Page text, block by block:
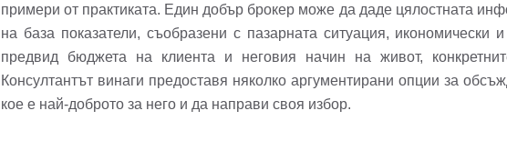
примери от практиката. Един добър брокер може да даде цялостната
на база показатели, съобразени с пазарната ситуация, икономически
предвид бюджета на клиента и неговия начин на живот,
Консултантът винаги предоставя няколко аргументирани опции за
кое е най-доброто за него и да направи своя избор.